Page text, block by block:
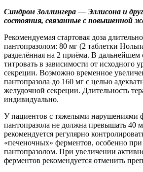
Синдром Золлингера — Эллисона и
состояния, связанные с повышенной
Рекомендуемая стартовая доза
пантопразолом: 80 мг (2 таблетки
разделённая на 2 приёма. В
титровать в зависимости от исходного
секреции. Возможно временное
пантопразола до 160 мг с целью
желудочной секреции. Длительность
индивидуально.
У пациентов с тяжелыми нарушениями
пантопразола не должна превышать 40
рекомендуется регулярно
«печеночных» ферментов, особенно
пантопразолом. При увеличении
ферментов рекомендуется отменить